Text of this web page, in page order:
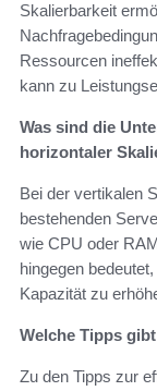
Skalierbarkeit
Ressourcen
kann zu
Was sind die
horizontaler
Bei der vertikalen
bestehenden
wie CPU oder
hingegen
Kapazität zu
Welche Tipps
Zu den Tipps zur